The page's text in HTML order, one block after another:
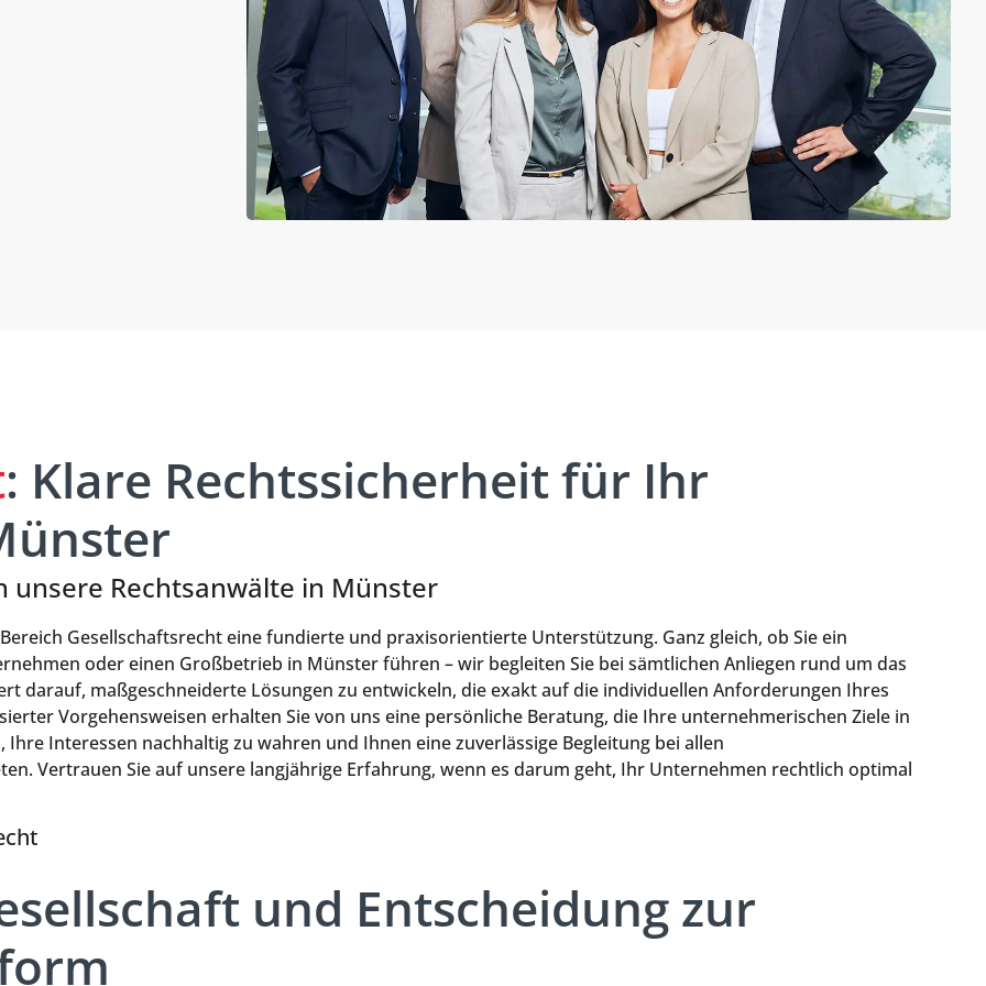
: Klare Rechtssicherheit für Ihr
unsere Rechtsanwälte in Münster
Gesellschaftsrecht eine fundierte und praxisorientierte Unterstützung. Ganz gleich, ob Sie ein
oder einen Großbetrieb in Münster führen – wir begleiten Sie bei sämtlichen Anliegen rund um das
darauf, maßgeschneiderte Lösungen zu entwickeln, die exakt auf die individuellen Anforderungen Ihres
Vorgehensweisen erhalten Sie von uns eine persönliche Beratung, die Ihre unternehmerischen Ziele in
Interessen nachhaltig zu wahren und Ihnen eine zuverlässige Begleitung bei allen
Vertrauen Sie auf unsere langjährige Erfahrung, wenn es darum geht, Ihr Unternehmen rechtlich optimal
und Entscheidung zur